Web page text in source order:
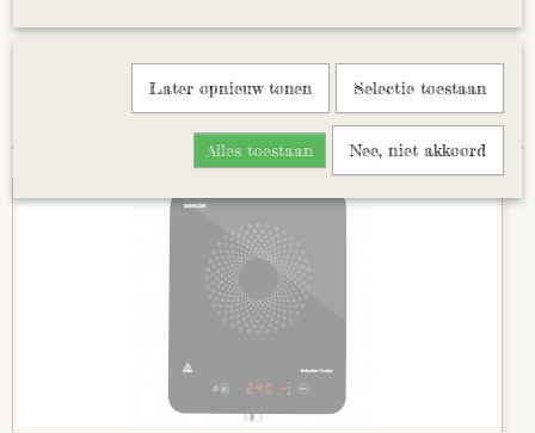
Geel
Sorteer op:
Later opnieuw tonen Selectie toestaan
Alles toestaan Nee, niet akkoord